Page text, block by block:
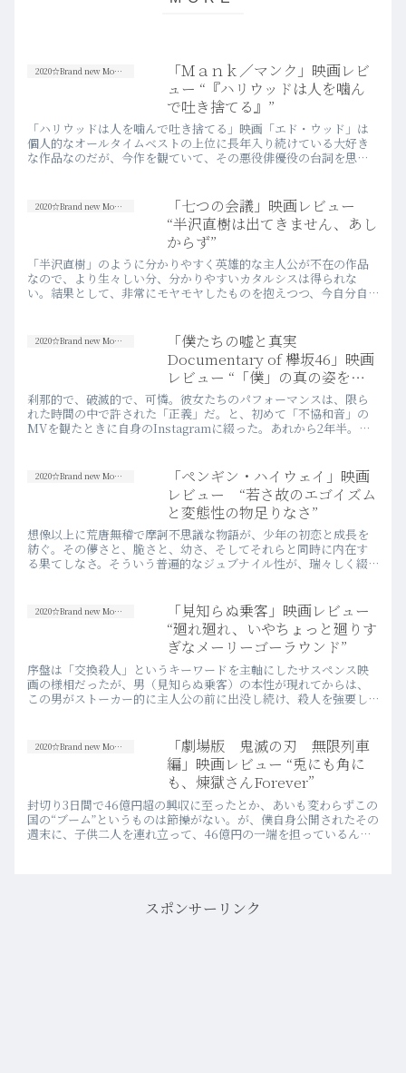
2020☆Brand new Movies
「Ｍａｎｋ／マンク」映画レビ
ュー “『ハリウッドは人を噛ん
で吐き捨てる』”
「ハリウッドは人を噛んで吐き捨てる」映画「エド・ウッド」は
個人的なオールタイムベストの上位に長年入り続けている大好き
な作品なのだが、今作を観ていて、その悪役俳優役の台詞を思い
2020☆Brand new Movies
「七つの会議」映画レビュー
“半沢直樹は出てきません、あし
からず”
「半沢直樹」のように分かりやすく英雄的な主人公が不在の作品
なので、より生々しい分、分かりやすいカタルシスは得られな
い。結果として、非常にモヤモヤしたものを抱えつつ、今自分自
2020☆Brand new Movies
「僕たちの嘘と真実
Documentary of 欅坂46」映画
レビュー “「僕」の真の姿を映
すことに意味はあったのか？”
刹那的で、破滅的で、可憐。彼女たちのパフォーマンスは、限ら
れた時間の中で許された「正義」だ。と、初めて「不協和音」の
MVを観たときに自身のInstagramに綴った。あれから2年半。今
2020☆Brand new Movies
「ペンギン・ハイウェイ」映画
レビュー “若さ故のエゴイズム
と変態性の物足りなさ”
想像以上に荒唐無稽で摩訶不思議な物語が、少年の初恋と成長を
紡ぐ。その儚さと、脆さと、幼さ、そしてそれらと同時に内在す
る果てしなさ。そういう普遍的なジュブナイル性が、瑞々しく綴
2020☆Brand new Movies
「見知らぬ乗客」映画レビュー
“廻れ廻れ、いやちょっと廻りす
ぎなメーリーゴーラウンド”
序盤は「交換殺人」というキーワードを主軸にしたサスペンス映
画の様相だったが、男（見知らぬ乗客）の本性が現れてからは、
この男がストーカー的に主人公の前に出没し続け、殺人を強要し
ッシュだった。 2020☆Brand new Movies
「劇場版 鬼滅の刃 無限列車
編」映画レビュー “兎にも角に
も、煉獄さんForever”
封切り3日間で46億円超の興収に至ったとか、あいも変わらずこの
国の“ブーム”というものは節操がない。が、僕自身公開されたその
週末に、子供二人を連れ立って、46億円の一端を担っているんだ
スポンサーリンク